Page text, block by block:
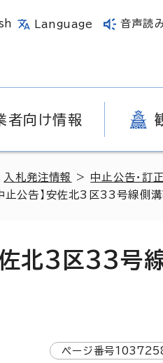
Language 音声読
者向け情報
入札発注情報 > 中止公告・訂
公告】安佐北3区33号線側溝
北3区33号
ページ番号